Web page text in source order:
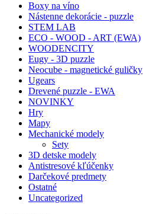
Boxy na víno
Nástenne dekorácie - puzzle
STEM LAB
ECO - WOOD - ART (EWA)
WOODENCITY
Eugy - 3D puzzle
Neocube - magnetické guličky
Ugears
Drevené puzzle - EWA
NOVINKY
Hry
Mapy
Mechanické modely
Sety
3D detske modely
Antistresové kľúčenky
Darčekové predmety
Ostatné
Uncategorized